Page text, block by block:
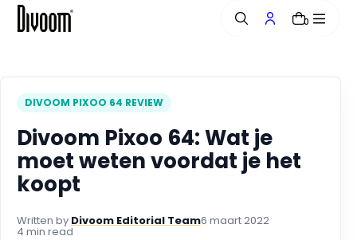
0
DIVOOM PIXOO 64 REVIEW
Divoom Pixoo 64: Wat je
moet weten voordat je het
koopt
Written by Divoom Editorial Team6 maart 2022
4 min read